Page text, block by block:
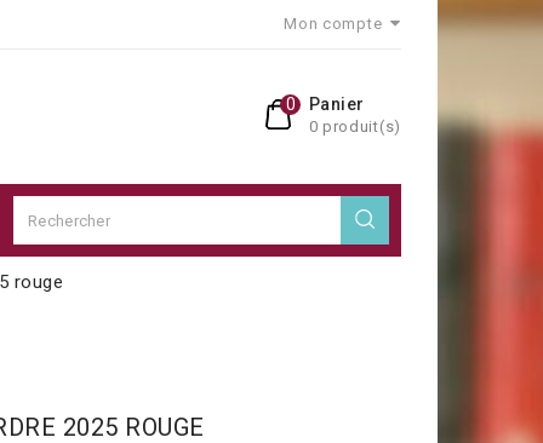
Mon compte
Panier
0 produit(s)
0
rouge
2025 ROUGE